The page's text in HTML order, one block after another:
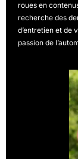
roues en
recherche des
d’entretien et de
passion de